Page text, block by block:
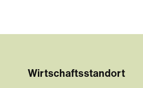
Wirtschaftsstandort